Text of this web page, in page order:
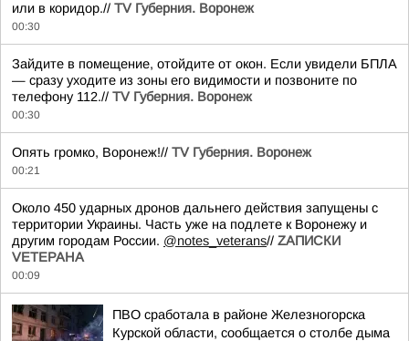
или в коридор.// TV Губерния. Воронеж
00:30
Зайдите в помещение, отойдите от окон. Если увидели БПЛА
— сразу уходите из зоны его видимости и позвоните по
телефону 112.// TV Губерния. Воронеж
00:30
Опять громко, Воронеж!// TV Губерния. Воронеж
00:21
Около 450 ударных дронов дальнего действия запущены с
территории Украины. Часть уже на подлете к Воронежу и
другим городам России. @notes_veterans// ZАПИСКИ
VЕТЕРАНА
00:09
ПВО сработала в районе Железногорска
Курской области, сообщается о столбе дыма